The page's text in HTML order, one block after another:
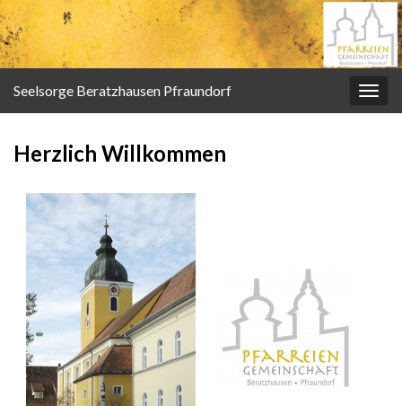
Seelsorge Beratzhausen Pfraundorf
Herzlich Willkommen